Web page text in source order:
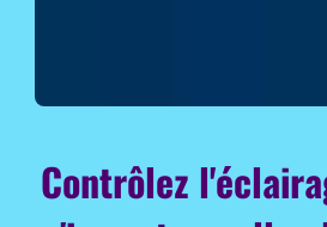
Contrôlez